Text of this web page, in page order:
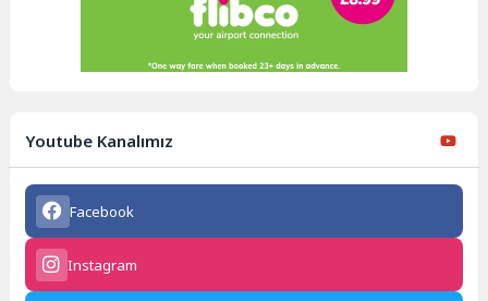
Youtube Kanalımız
Facebook
Instagram